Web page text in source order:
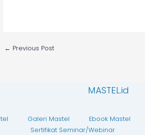
← Previous Post
MASTEL.id
Galeri Mastel Ebook Mastel
Sertifikat Seminar/Webinar